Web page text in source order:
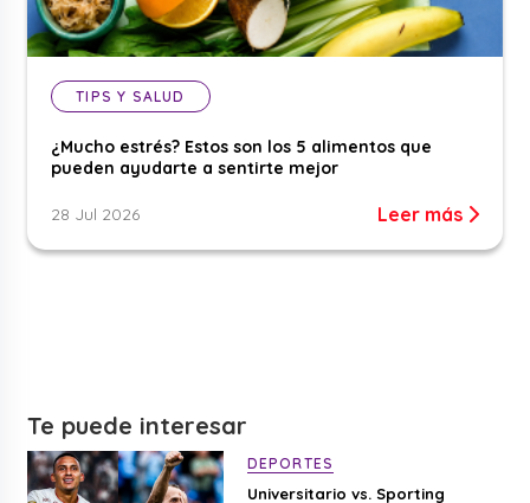
TIPS Y SALUD
¿Mucho estrés? Estos son los 5 alimentos que
pueden ayudarte a sentirte mejor
28 Jul 2026 Leer más
Te puede interesar
DEPORTES
Universitario vs. Sporting